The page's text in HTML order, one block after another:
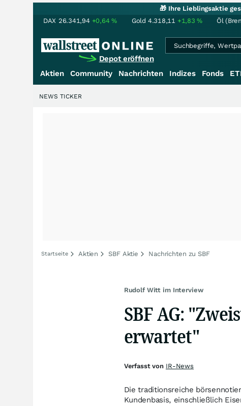
🎁 Ihre Lieblingsaktie
DAX 26.341,94 +0,64% Gold 4.318,11 +1,83% Öl
Depot eröffnen
Aktien Community Nachrichten Indizes Fonds
NEWS TICKER
Startseite Aktien SBF Aktie Nachrichten zu SBF
Rudolf Witt im Interview
SBF AG:
erwartet"
Die traditionsreiche
Kundenbasis, einschließlich
Verfasst von IR-News